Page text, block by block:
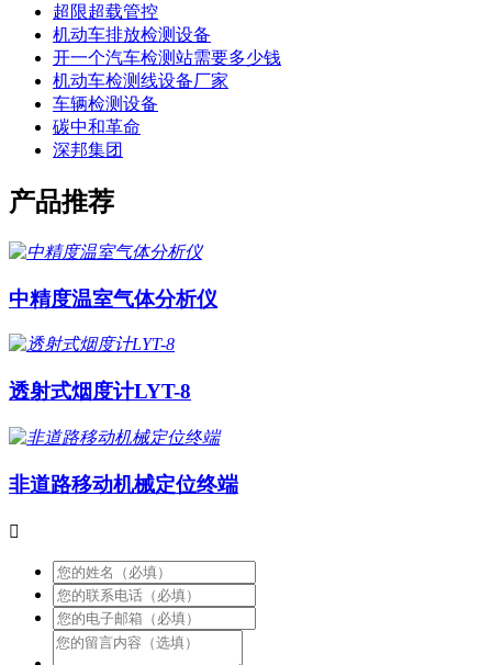
超限超载管控
机动车排放检测设备
开一个汽车检测站需要多少钱
机动车检测线设备厂家
车辆检测设备
碳中和革命
深邦集团
产品推荐
中精度温室气体分析仪
透射式烟度计LYT-8
非道路移动机械定位终端
